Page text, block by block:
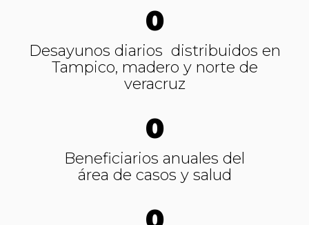
0
Desayunos diarios distribuidos en
Tampico, madero y norte de
veracruz
0
Beneficiarios anuales del
área de casos y salud